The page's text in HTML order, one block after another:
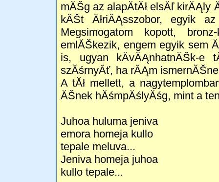
mĂŠg az alapĂ­tĂł elsĂľ kirĂĄly
kĂŠt ĂłriĂĄsszobor, egyik
Megsimogatom kopott,
emlĂŠkezik, engem egyik sem
is, ugyan kĂ­vĂĄnhatnĂŠk-e
szĂśrnyĂť, ha rĂĄm
A tĂł mellett, a
ĂŠnek hĂśmpĂślyĂśg, mint a
Juhoa huluma jeniva
emora homeja kullo
tepale meluva...
Jeniva homeja juhoa
kullo tepale...